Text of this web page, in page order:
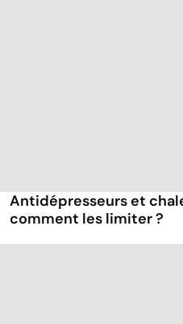
Antidépresseurs et
comment les limiter ?